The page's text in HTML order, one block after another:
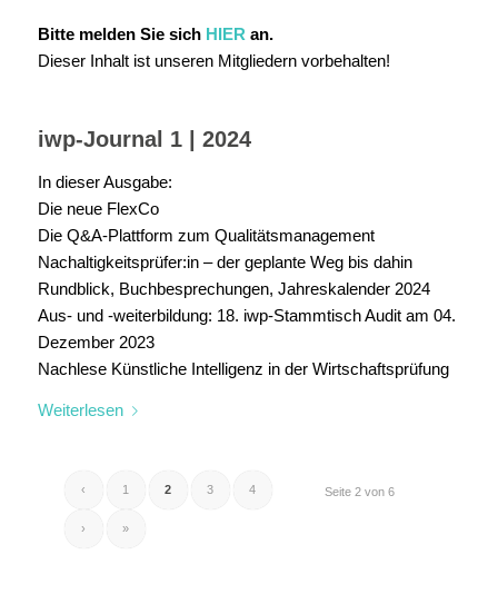
Bitte melden Sie sich HIER an.
Dieser Inhalt ist unseren Mitgliedern vorbehalten!
iwp-Journal 1 | 2024
In dieser Ausgabe:
Die neue FlexCo
Die Q&A-Plattform zum Qualitätsmanagement
Nachaltigkeitsprüfer:in – der geplante Weg bis dahin
Rundblick, Buchbesprechungen, Jahreskalender 2024
Aus- und -weiterbildung: 18. iwp-Stammtisch Audit am 04.
Dezember 2023
Nachlese Künstliche Intelligenz in der Wirtschaftsprüfung
Weiterlesen
Seite 2 von 6
‹ 1 2 3 4
› »